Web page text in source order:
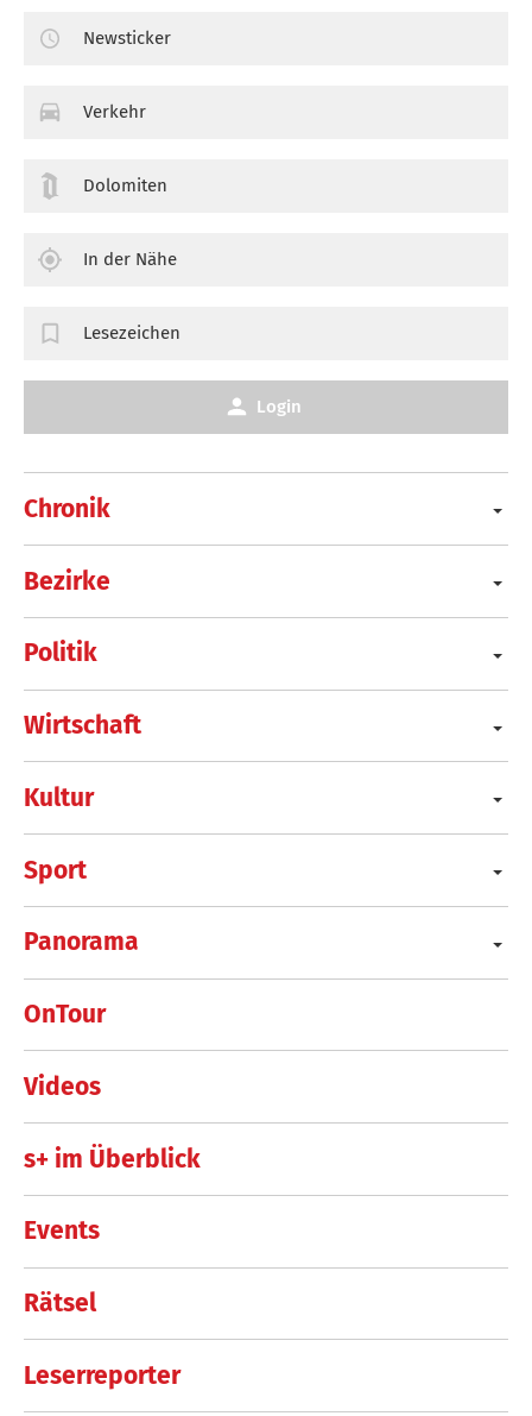
Chronik
Bezirke
Politik
Wirtschaft
Kultur
Sport
Panorama
OnTour
Videos
s+ im Überblick
Events
Rätsel
Leserreporter
Newsticker
Verkehr
Dolomiten
In der Nähe
Lesezeichen
Login